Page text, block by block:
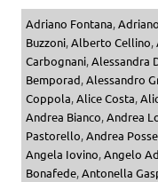
Adriano Fontana,
Buzzoni,Alberto Cellino,
Carbognani,Alessandra
Bemporad,Alessandro
Coppola,Alice Costa,
Andrea Bianco,Andrea
Pastorello,Andrea
Angela Iovino,Angelo
Bonafede,Antonella